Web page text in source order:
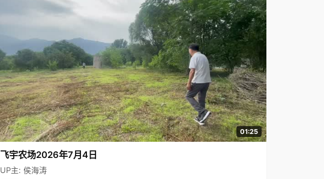
01:25
飞宇农场2026年7月4日
UP主: 侯海涛